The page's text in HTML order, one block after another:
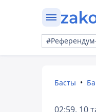
Басты
02:59, 10